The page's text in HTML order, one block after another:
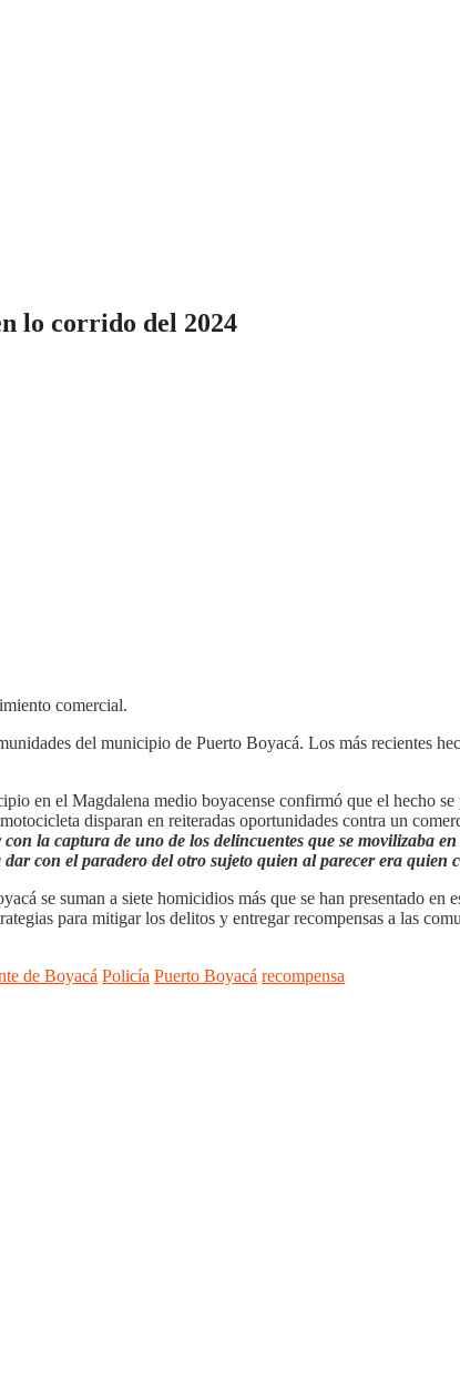
lo corrido del 2024
comercial.
del municipio de Puerto Boyacá. Los más recientes
en el Magdalena medio boyacense confirmó que el hecho
disparan en reiteradas oportunidades contra un
la captura de uno de los delincuentes que se movilizaba
con el paradero del otro sujeto quien al parecer era quien
se suman a siete homicidios más que se han presentado
para mitigar los delitos y entregar recompensas a las
de Boyacá Policía Puerto Boyacá recompensa